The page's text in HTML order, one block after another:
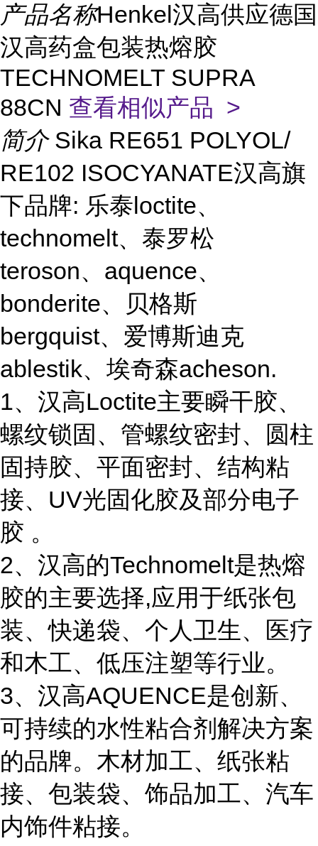
产品名称Henkel汉高供应德国
汉高药盒包装热熔胶
TECHNOMELT SUPRA
88CN 查看相似产品 >
简介 Sika RE651 POLYOL/
RE102 ISOCYANATE汉高旗
下品牌: 乐泰loctite、
technomelt、泰罗松
teroson、aquence、
bonderite、贝格斯
bergquist、爱博斯迪克
ablestik、埃奇森acheson.
1、汉高Loctite主要瞬干胶、
螺纹锁固、管螺纹密封、圆柱
固持胶、平面密封、结构粘
接、UV光固化胶及部分电子
胶 。
2、汉高的Technomelt是热熔
胶的主要选择,应用于纸张包
装、快递袋、个人卫生、医疗
和木工、低压注塑等行业。
3、汉高AQUENCE是创新、
可持续的水性粘合剂解决方案
的品牌。木材加工、纸张粘
接、包装袋、饰品加工、汽车
内饰件粘接。